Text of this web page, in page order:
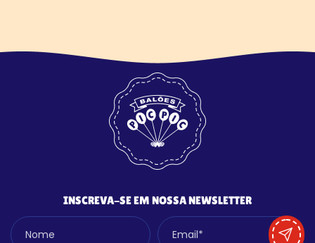
INSCREVA-SE EM NOSSA NEWSLETTER
Nome Email*